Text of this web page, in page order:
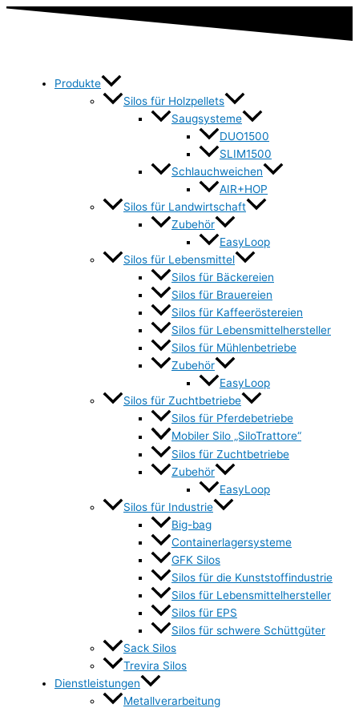
Produkte
Silos für Holzpellets
Saugsysteme
DUO1500
SLIM1500
Schlauchweichen
AIR+HOP
Silos für Landwirtschaft
Zubehör
EasyLoop
Silos für Lebensmittel
Silos für Bäckereien
Silos für Brauereien
Silos für Kaffeeröstereien
Silos für Lebensmittelhersteller
Silos für Mühlenbetriebe
Zubehör
EasyLoop
Silos für Zuchtbetriebe
Silos für Pferdebetriebe
Mobiler Silo „SiloTrattore“
Silos für Zuchtbetriebe
Zubehör
EasyLoop
Silos für Industrie
Big-bag
Containerlagersysteme
GFK Silos
Silos für die Kunststoffindustrie
Silos für Lebensmittelhersteller
Silos für EPS
Silos für schwere Schüttgüter
Sack Silos
Trevira Silos
Dienstleistungen
Metallverarbeitung